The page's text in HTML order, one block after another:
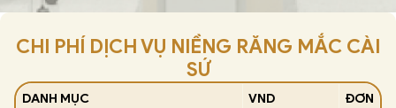
CHI PHÍ DỊCH VỤ NIỀNG RĂNG MẮC CÀI
SỨ
DANH MỤC VND
ĐƠN